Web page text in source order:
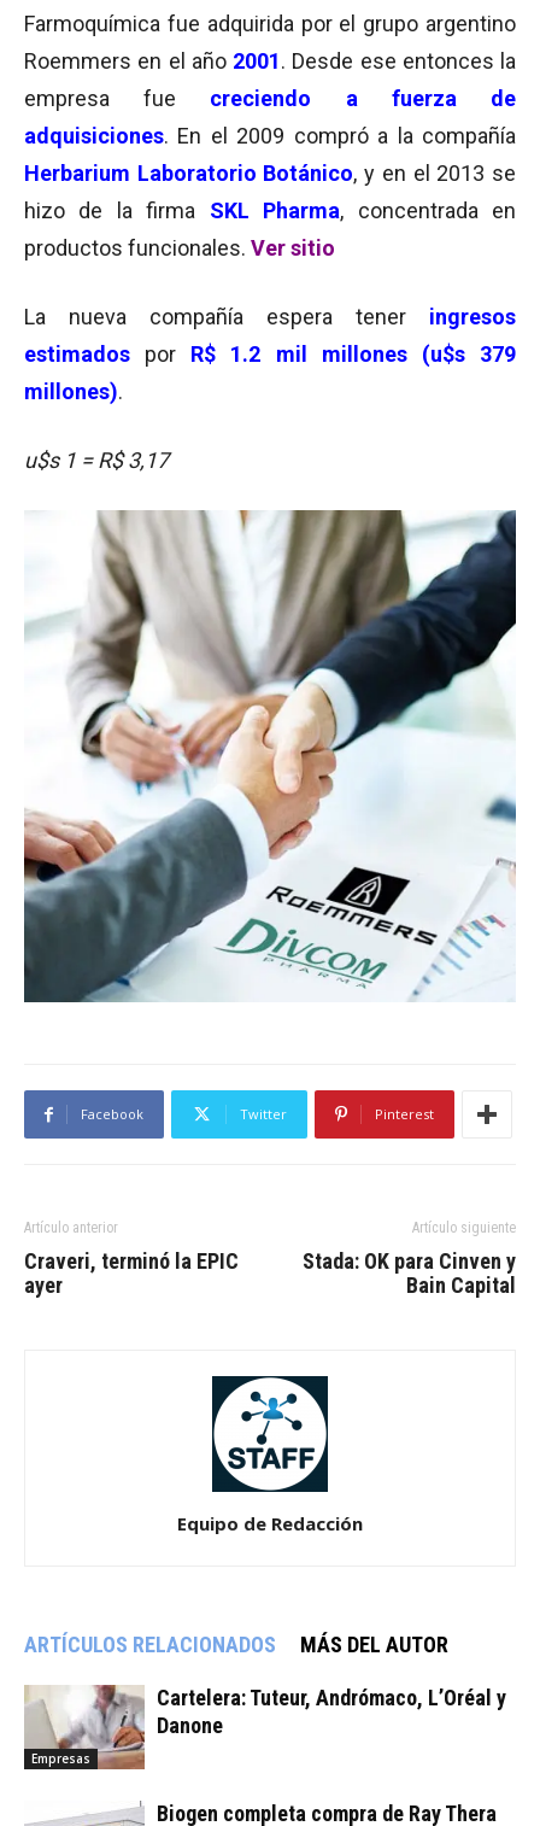
Farmoquímica fue adquirida por el grupo argentino
Roemmers en el año 2001. Desde ese entonces la
empresa fue creciendo a fuerza de
adquisiciones. En el 2009 compró a la compañía
Herbarium Laboratorio Botánico, y en el 2013 se
hizo de la firma SKL Pharma, concentrada en
productos funcionales. Ver sitio
La nueva compañía espera tener ingresos
estimados por R$ 1.2 mil millones (u$s 379
millones).
u$s 1 = R$ 3,17
Facebook Twitter Pinterest
Artículo anterior
Craveri, terminó la EPIC
ayer
Artículo siguiente
Stada: OK para Cinven y
Bain Capital
Equipo de Redacción
ARTÍCULOS RELACIONADOS MÁS DEL AUTOR
Empresas
Cartelera: Tuteur, Andrómaco, L’Oréal y
Danone
Biogen completa compra de Ray Thera